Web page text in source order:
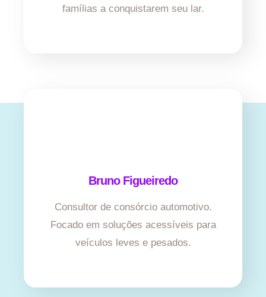
famílias a conquistarem seu lar.
Bruno Figueiredo
Consultor de consórcio automotivo.
Focado em soluções acessíveis para
veículos leves e pesados.